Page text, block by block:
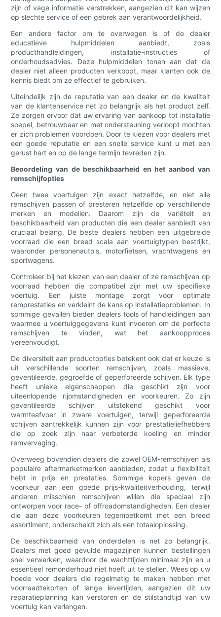
zijn of vage informatie verstrekken, aangezien dit kan wijzen
op slechte service of een gebrek aan verantwoordelijkheid.
Een andere factor om te overwegen is of de dealer
educatieve hulpmiddelen aanbiedt, zoals
producthandleidingen, installatie-instructies of
onderhoudsadvies. Deze hulpmiddelen tonen aan dat de
dealer niet alleen producten verkoopt, maar klanten ook de
kennis biedt om ze effectief te gebruiken.
Uiteindelijk zijn de reputatie van een dealer en de kwaliteit
van de klantenservice net zo belangrijk als het product zelf.
Ze zorgen ervoor dat uw ervaring van aankoop tot installatie
soepel, betrouwbaar en met ondersteuning verloopt mochten
er zich problemen voordoen. Door te kiezen voor dealers met
een goede reputatie en een snelle service kunt u met een
gerust hart en op de lange termijn tevreden zijn.
Beoordeling van de beschikbaarheid en het aanbod van
remschijfopties
Geen twee voertuigen zijn exact hetzelfde, en niet alle
remschijven passen of presteren hetzelfde op verschillende
merken en modellen. Daarom zijn de variëteit en
beschikbaarheid van producten die een dealer aanbiedt van
cruciaal belang. De beste dealers hebben een uitgebreide
voorraad die een breed scala aan voertuigtypen bestrijkt,
waaronder personenauto's, motorfietsen, vrachtwagens en
sportwagens.
Controleer bij het kiezen van een dealer of ze remschijven op
voorraad hebben die compatibel zijn met uw specifieke
voertuig. Een juiste montage zorgt voor optimale
remprestaties en verkleint de kans op installatieproblemen. In
sommige gevallen bieden dealers tools of handleidingen aan
waarmee u voertuiggegevens kunt invoeren om de perfecte
remschijven te vinden, wat het aankoopproces
vereenvoudigt.
De diversiteit aan productopties betekent ook dat er keuze is
uit verschillende soorten remschijven, zoals massieve,
geventileerde, gegroefde of geperforeerde schijven. Elk type
heeft unieke eigenschappen die geschikt zijn voor
uiteenlopende rijomstandigheden en voorkeuren. Zo zijn
geventileerde schijven uitstekend geschikt voor
warmteafvoer in zware voertuigen, terwijl geperforeerde
schijven aantrekkelijk kunnen zijn voor prestatieliefhebbers
die op zoek zijn naar verbeterde koeling en minder
remvervaging.
Overweeg bovendien dealers die zowel OEM-remschijven als
populaire aftermarketmerken aanbieden, zodat u flexibiliteit
hebt in prijs en prestaties. Sommige kopers geven de
voorkeur aan een goede prijs-kwaliteitverhouding, terwijl
anderen misschien remschijven willen die speciaal zijn
ontworpen voor race- of offroadomstandigheden. Een dealer
die aan deze voorkeuren tegemoetkomt met een breed
assortiment, onderscheidt zich als een totaaloplossing.
De beschikbaarheid van onderdelen is net zo belangrijk.
Dealers met goed gevulde magazijnen kunnen bestellingen
snel verwerken, waardoor de wachttijden minimaal zijn en u
essentieel remonderhoud niet hoeft uit te stellen. Wees op uw
hoede voor dealers die regelmatig te maken hebben met
voorraadtekorten of lange levertijden, aangezien dit uw
reparatieplanning kan verstoren en de stilstandtijd van uw
voertuig kan verlengen.